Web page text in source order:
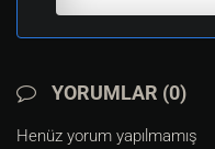
YORUMLAR (0)
Henüz yorum yapılmamış